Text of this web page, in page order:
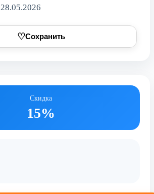
28.05.2026
♡Сохранить
Скидка
15%